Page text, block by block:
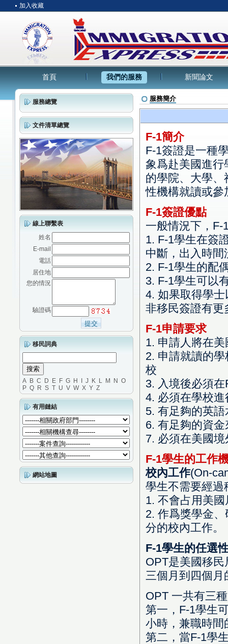
加入收藏
首頁 我們的服務 新聞論文
服務總覽
文件清單總覽
線上聯繫表
姓名
E-mail
電話
居住地
您的情況
驗證碼
移民詞典
A B C D E F G H J K L M N O
P Q R S T U V W X Y Z
有用鏈結
網站地圖
服務簡介
F-1簡介
F-1簽證是一種
象爲赴美國進
的學院、大學
性機構就讀或參
F-1簽證優點
一般情況下，F-
1. F-1學生在簽
中斷，出入時間
2. F-1學生的配
3. F-1學生可以
4. 如果取得學
非移民簽證有更
F-1申請要求
1. 申請人將在
2. 申請就讀的
校
3. 入境後必須
4. 必須在學校
5. 有足夠的英
6. 有足夠的資
7. 必須在美國
F-1學生的工作
校內工作(On-
學生不需要經過
1. 不會占用美
2. 作爲獎學金
分的校內工作。
F-1學生的任選
OPT是美國移
三個月到四個月
OPT 一共有三
第一，F-1學生
小時，兼職時間
第二，當F-1學